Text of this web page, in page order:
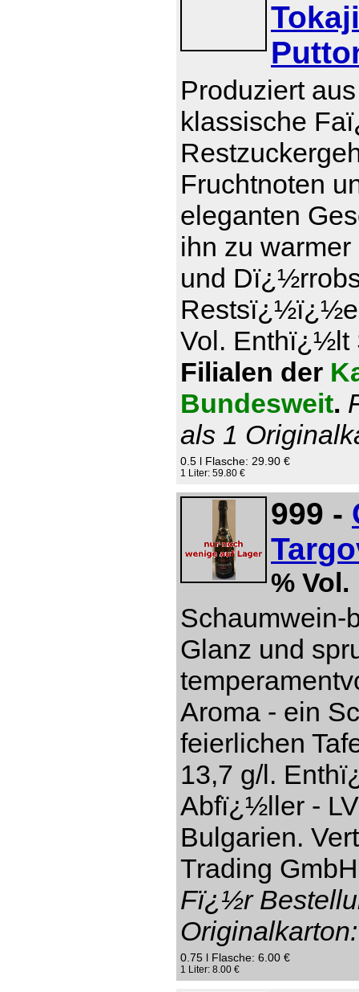
Produziert
klassische
Fruchtnoten
eleganten
ihn zu
und
Restsï¿½ï¿½e
Vol. Enthï¿½lt
Filialen der
Bundesweit.
als 1
0.5 l Flasche: 29.90 €
1 Liter: 59.80 €
999 -
% Vol.
Schaumwein-
Glanz und
Aroma - ein
feierlichen
13,7 g/l.
Abfï¿½ller -
Bulgarien.
Trading
Fï¿½r
Originalkarton:
0.75 l Flasche: 6.00 €
1 Liter: 8.00 €